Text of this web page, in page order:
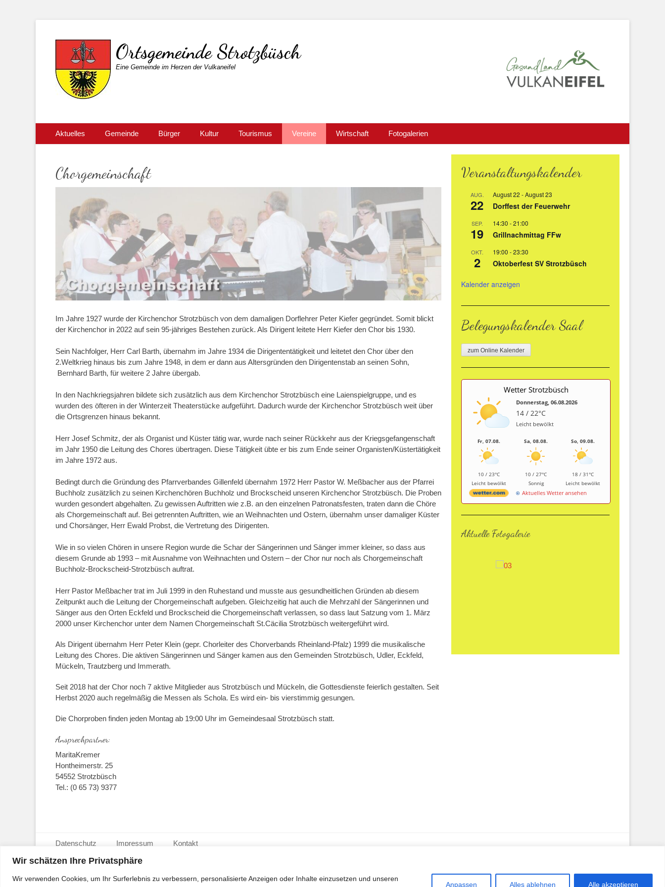
Wir schätzen Ihre Privatsphäre
Wir verwenden Cookies, um Ihr Surferlebnis zu verbessern, personalisierte Anzeigen oder Inhalte einzusetzen und unseren
Anpassen Alles ablehnen Alle akzeptieren
Ortsgemeinde Strotzbüsch
Eine Gemeinde im Herzen der Vulkaneifel
Primärmenu
zum
Aktuelles Gemeinde Bürger Kultur Tourismus Vereine Wirtschaft Fotogalerien
Chorgemeinschaft
Im Jahre 1927 wurde der Kirchenchor Strotzbüsch von dem damaligen Dorflehrer Peter Kiefer gegründet. Somit blickt
der Kirchenchor in 2022 auf sein 95-jähriges Bestehen zurück. Als Dirigent leitete Herr Kiefer den Chor bis 1930.
Sein Nachfolger, Herr Carl Barth, übernahm im Jahre 1934 die Dirigententätigkeit und leitetet den Chor über den
2.Weltkrieg hinaus bis zum Jahre 1948, in dem er dann aus Altersgründen den Dirigentenstab an seinen Sohn,
Bernhard Barth, für weitere 2 Jahre übergab.
In den Nachkriegsjahren bildete sich zusätzlich aus dem Kirchenchor Strotzbüsch eine Laienspielgruppe, und es
wurden des öfteren in der Winterzeit Theaterstücke aufgeführt. Dadurch wurde der Kirchenchor Strotzbüsch weit über
die Ortsgrenzen hinaus bekannt.
Herr Josef Schmitz, der als Organist und Küster tätig war, wurde nach seiner Rückkehr aus der Kriegsgefangenschaft
im Jahr 1950 die Leitung des Chores übertragen. Diese Tätigkeit übte er bis zum Ende seiner Organisten/Küstertätigkeit
im Jahre 1972 aus.
Bedingt durch die Gründung des Pfarrverbandes Gillenfeld übernahm 1972 Herr Pastor W. Meßbacher aus der Pfarrei
Buchholz zusätzlich zu seinen Kirchenchören Buchholz und Brockscheid unseren Kirchenchor Strotzbüsch. Die Proben
wurden gesondert abgehalten. Zu gewissen Auftritten wie z.B. an den einzelnen Patronatsfesten, traten dann die Chöre
als Chorgemeinschaft auf. Bei getrennten Auftritten, wie an Weihnachten und Ostern, übernahm unser damaliger Küster
und Chorsänger, Herr Ewald Probst, die Vertretung des Dirigenten.
Wie in so vielen Chören in unsere Region wurde die Schar der Sängerinnen und Sänger immer kleiner, so dass aus
diesem Grunde ab 1993 – mit Ausnahme von Weihnachten und Ostern – der Chor nur noch als Chorgemeinschaft
Buchholz-Brockscheid-Strotzbüsch auftrat.
Herr Pastor Meßbacher trat im Juli 1999 in den Ruhestand und musste aus gesundheitlichen Gründen ab diesem
Zeitpunkt auch die Leitung der Chorgemeinschaft aufgeben. Gleichzeitig hat auch die Mehrzahl der Sängerinnen und
Sänger aus den Orten Eckfeld und Brockscheid die Chorgemeinschaft verlassen, so dass laut Satzung vom 1. März
2000 unser Kirchenchor unter dem Namen Chorgemeinschaft St.Cäcilia Strotzbüsch weitergeführt wird.
Als Dirigent übernahm Herr Peter Klein (gepr. Chorleiter des Chorverbands Rheinland-Pfalz) 1999 die musikalische
Leitung des Chores. Die aktiven Sängerinnen und Sänger kamen aus den Gemeinden Strotzbüsch, Udler, Eckfeld,
Mückeln, Trautzberg und Immerath.
Seit 2018 hat der Chor noch 7 aktive Mitglieder aus Strotzbüsch und Mückeln, die Gottesdienste feierlich gestalten. Seit
Herbst 2020 auch regelmäßig die Messen als Schola. Es wird ein- bis vierstimmig gesungen.
Die Chorproben finden jeden Montag ab 19:00 Uhr im Gemeindesaal Strotzbüsch statt.
Ansprechpartner:
MaritaKremer
Hontheimerstr. 25
54552 Strotzbüsch
Tel.: (0 65 73) 9377
Veranstaltungskalender
AUG.
22
August 22 -August 23
Dorffest der Feuerwehr
SEP.
19
14:30 -21:00
Grillnachmittag FFw
OKT.
2
19:00 -23:30
Oktoberfest SV Strotzbüsch
Kalender anzeigen
Belegungskalender Saal
zum Online Kalender
Wetter Strotzbüsch
Donnerstag, 06.08.2026
14 / 22°C
Leicht bewölkt
Fr, 07.08.
10 / 23°C
Leicht bewölkt
Sa, 08.08.
10 / 27°C
Sonnig
So, 09.08.
18 / 31°C
Leicht bewölkt
Aktuelles Wetter ansehen
Aktuelle Fotogalerie
Seitenfuß-Menü
zum
Inhalt
Datenschutz Impressum Kontakt